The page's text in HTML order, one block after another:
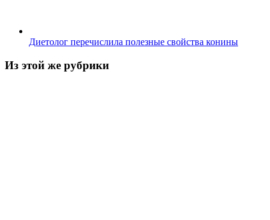
Диетолог перечислила полезные свойства конины
Из этой же рубрики